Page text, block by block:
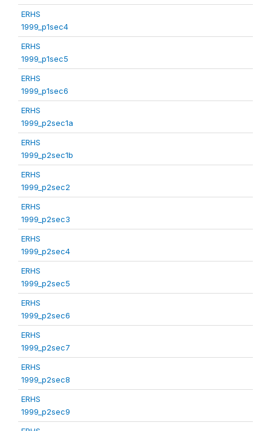
ERHS
1999_p1sec4
ERHS
1999_p1sec5
ERHS
1999_p1sec6
ERHS
1999_p2sec1a
ERHS
1999_p2sec1b
ERHS
1999_p2sec2
ERHS
1999_p2sec3
ERHS
1999_p2sec4
ERHS
1999_p2sec5
ERHS
1999_p2sec6
ERHS
1999_p2sec7
ERHS
1999_p2sec8
ERHS
1999_p2sec9